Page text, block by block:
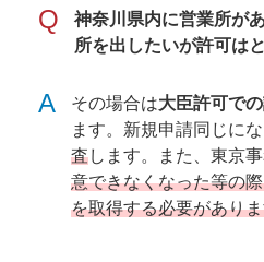
Q
神奈川県内に営業所が
所を出したいが許可は
A その場合は大臣許可で
ます。新規申請同じに
査します。また、東京
意できなくなった等の
を取得する必要があり